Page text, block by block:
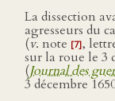
La dissection
agresseurs du
(v. note [7],
sur la roue le 3
(Journal des
3 décembre